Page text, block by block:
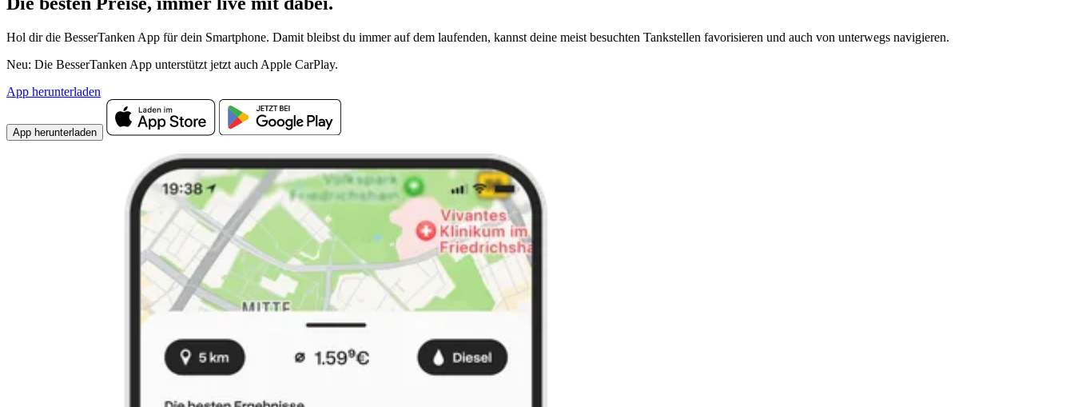
Hol dir die BesserTanken App für dein Smartphone. Damit bleibst du immer auf dem laufenden, kannst deine meist besuchten Tankstellen favorisieren und auch von unterwegs navigieren.
Neu: Die BesserTanken App unterstützt jetzt auch Apple CarPlay.
App herunterladen
App herunterladen